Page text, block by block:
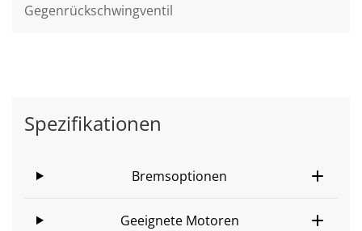
Gegenrückschwingventil
Spezifikationen
Bremsoptionen
Geeignete Motoren